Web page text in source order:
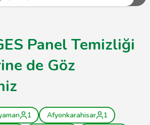
Panel Temizliği
de Göz
1 Afyonkarahisar
1